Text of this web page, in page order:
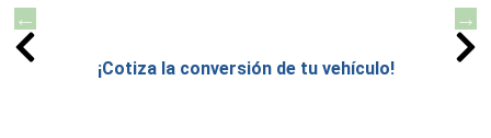
¡Cotiza la conversión de tu vehículo!